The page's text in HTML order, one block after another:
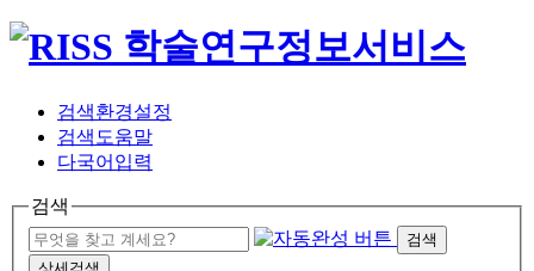
검색환경설정
검색도움말
다국어입력
검색
검색